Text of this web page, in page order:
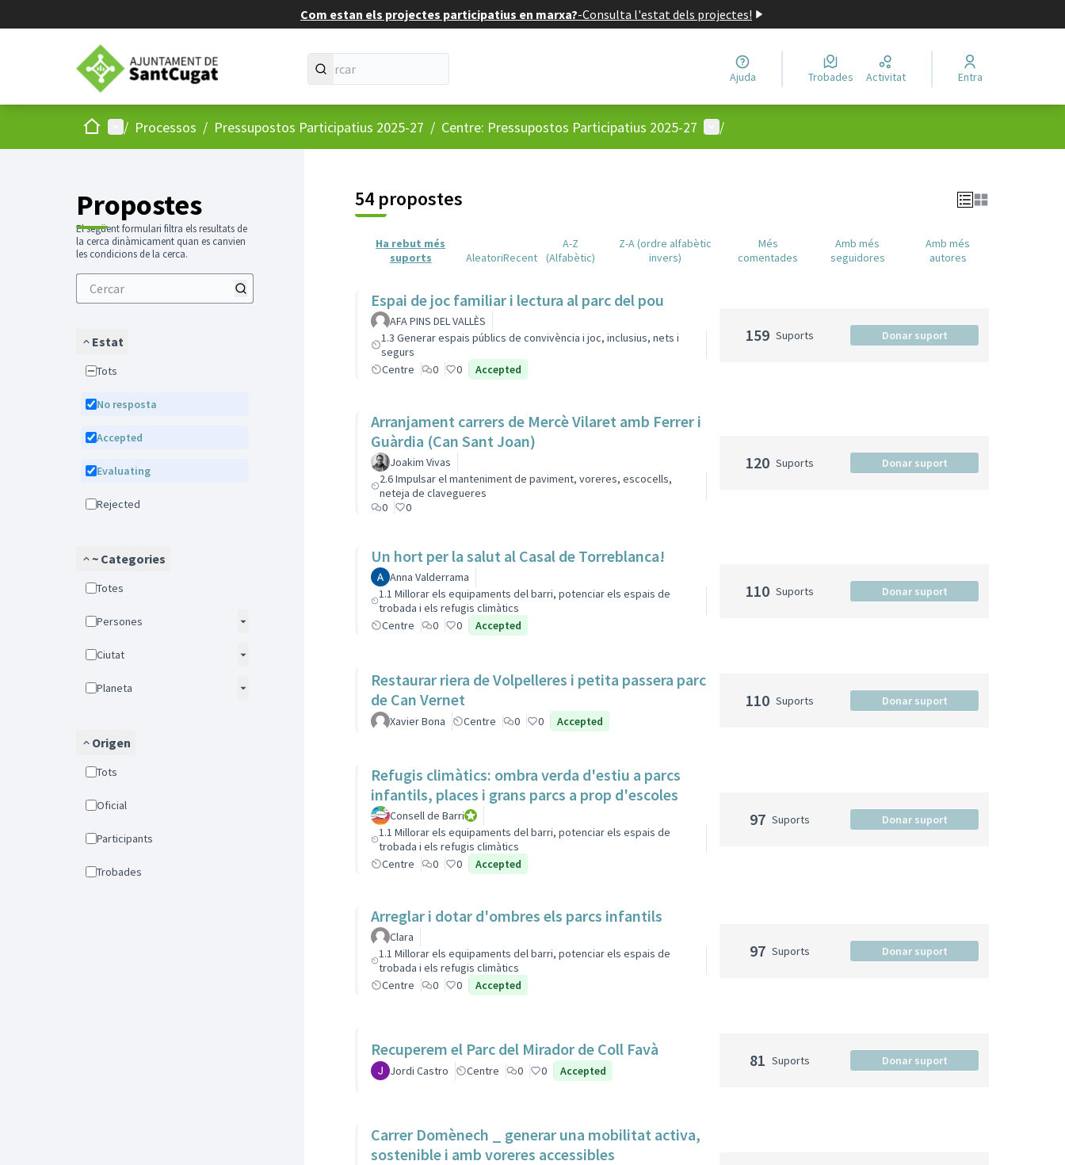
Com estan els projectes participatius en marxa?-Consulta l'estat dels projectes!
Ajuda Trobades Activitat Entra
Inici Menú principal
/ Processos / Pressupostos Participatius 2025-27 / Centre: Pressupostos Participatius 2025-27 Menú d'usuari
/
Propostes
El següent formulari filtra els resultats de
la cerca dinàmicament quan es canvien
les condicions de la cerca.
Estat
Tots
No resposta
Accepted
Evaluating
Rejected
~ Categories
Totes
Persones
Ciutat
Planeta
Origen
Tots
Oficial
Participants
Trobades
54 propostes
Ha rebut més
suports
AleatoriRecent
A-Z
(Alfabètic)
Z-A (ordre alfabètic
invers)
Més
comentades
Amb més
seguidores
Amb més
autores
Espai de joc familiar i lectura al parc del pou
AFA PINS DEL VALLÈS
1.3 Generar espais públics de convivència i joc, inclusius, nets i
segurs
Centre
0 0 Accepted
159 Suports Donar suport
Arranjament carrers de Mercè Vilaret amb Ferrer i
Guàrdia (Can Sant Joan)
Joakim Vivas
2.6 Impulsar el manteniment de paviment, voreres, escocells,
neteja de clavegueres
0
0
120 Suports Donar suport
Un hort per la salut al Casal de Torreblanca!
Anna Valderrama
1.1 Millorar els equipaments del barri, potenciar els espais de
trobada i els refugis climàtics
Centre
0 0 Accepted
110 Suports Donar suport
Restaurar riera de Volpelleres i petita passera parc
de Can Vernet
Xavier Bona Centre 0 0 Accepted
110 Suports Donar suport
Refugis climàtics: ombra verda d'estiu a parcs
infantils, places i grans parcs a prop d'escoles
Consell de BarriConsell de Barri
1.1 Millorar els equipaments del barri, potenciar els espais de
trobada i els refugis climàtics
Centre
0 0 Accepted
97 Suports Donar suport
Arreglar i dotar d'ombres els parcs infantils
Clara
1.1 Millorar els equipaments del barri, potenciar els espais de
trobada i els refugis climàtics
Centre
0 0 Accepted
97 Suports Donar suport
Recuperem el Parc del Mirador de Coll Favà
Jordi Castro Centre 0 0 Accepted
81 Suports Donar suport
Carrer Domènech _ generar una mobilitat activa,
sostenible i amb voreres accessibles